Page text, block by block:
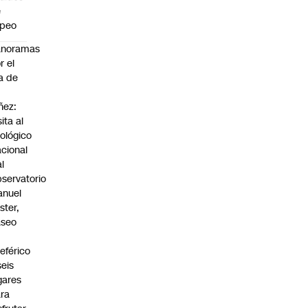
el
de
al